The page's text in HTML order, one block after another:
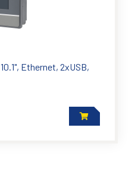
Ethernet, 2xUSB,